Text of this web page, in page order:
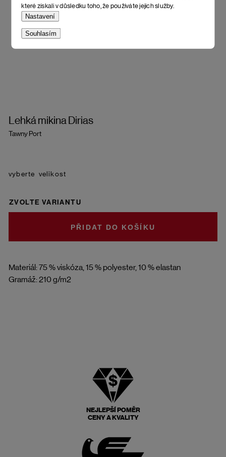
které získali v důsledku toho, že používáte jejich služby.
Nastavení
Souhlasím
Lehká mikina Dirias
Tawny Port
Materiál: 75 % viskóza, 15 % polyester, 10 % elastan
Gramáž: 210 g/m2
velikost
ZVOLTE VARIANTU
DO KOŠÍKU
NEJLEPŠÍ POMĚR
CENY A KVALITY